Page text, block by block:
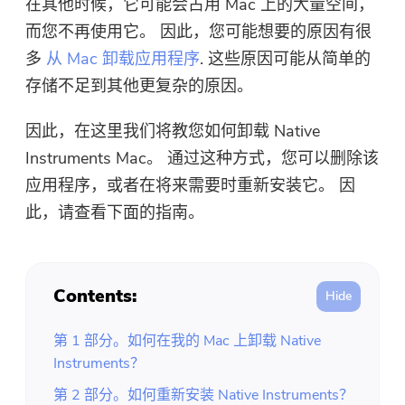
免费照片压缩机
免费的PDF压缩器
在其他时候，它可能会占用 Mac 上的大量空间，
而您不再使用它。 因此，您可能想要的原因有很
多 从 Mac 卸载应用程序. 这些原因可能从简单的
存储不足到其他更复杂的原因。
因此，在这里我们将教您如何卸载 Native
Instruments Mac。 通过这种方式，您可以删除该
应用程序，或者在将来需要时重新安装它。 因
此，请查看下面的指南。
Contents:
第 1 部分。如何在我的 Mac 上卸载 Native
Instruments？
第 2 部分。如何重新安装 Native Instruments？